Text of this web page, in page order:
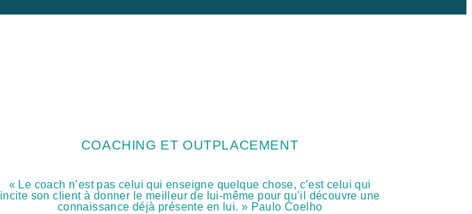
COACHING ET OUTPLACEMENT
« Le coach n’est pas celui qui enseigne quelque chose, c’est celui qui
incite son client à donner le meilleur de lui-même pour qu’il découvre une
connaissance déjà présente en lui. » Paulo Coelho